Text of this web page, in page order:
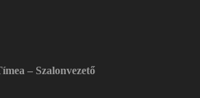
– Szalonvezető